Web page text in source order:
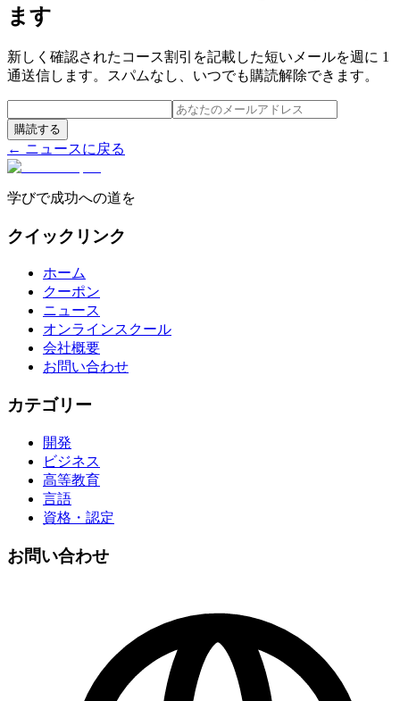
ます
新しく確認されたコース割引を記載した短いメールを週に 1
通送信します。スパムなし、いつでも購読解除できます。
購読する
← ニュースに戻る
学びで成功への道を
クイックリンク
ホーム
クーポン
ニュース
オンラインスクール
会社概要
お問い合わせ
カテゴリー
開発
ビジネス
高等教育
言語
資格・認定
お問い合わせ